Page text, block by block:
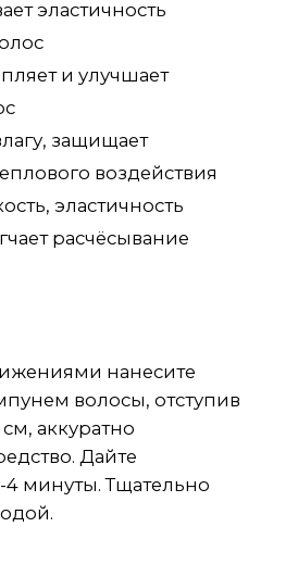
масло семян
листьев
лопуха, масло семян
аира, масло
сладкого
эфирное
масло лаванды,
масло
эфирное
масло иланг-
хлорид, глицерин,
пшеницы,
бета-ситостерол,
парабены,
масел